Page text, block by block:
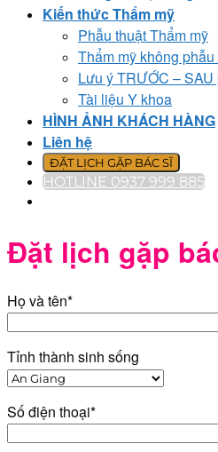
Kiến thức Thẩm mỹ
Phẫu thuật Thẩm mỹ
Thẩm mỹ không phẫu
Lưu ý TRƯỚC – SAU
Tài liệu Y khoa
HÌNH ẢNH KHÁCH HÀNG
Liên hệ
ĐẶT LỊCH GẶP BÁC SĨ
HOTLINE 0937 999 885
Đặt lịch gặp
Họ và tên*
Tỉnh thành sinh sống
Số điện thoại*